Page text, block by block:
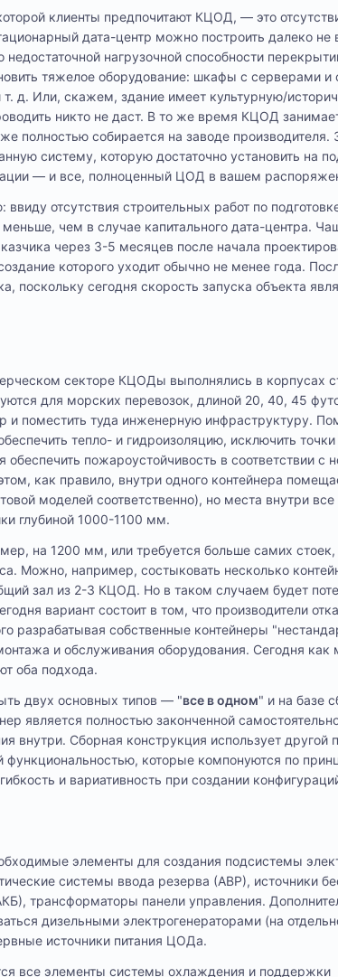
клиенты предпочитают КЦОД, — это
дата-центр можно построить далеко не
недостаточной нагрузочной способности
тяжелое оборудование: шкафы с серверами и
д. Или, скажем, здание имеет культурную/
никто не даст. В то же время КЦОД
полностью собирается на заводе производителя.
систему, которую достаточно установить на
— и все, полноценный ЦОД в вашем
отсутствия строительных работ по
чем в случае капитального дата-центра.
через 3-5 месяцев после начала
которого уходит обычно не менее года.
поскольку сегодня скорость запуска объекта
секторе КЦОДы выполнялись в корпусах
для морских перевозок, длиной 20, 40, 45
и поместить туда инженерную инфраструктуру.
тепло- и гидроизоляцию, исключить
обеспечить пожароустойчивость в соответствии с
как правило, внутри одного контейнера
моделей соответственно), но места внутри
глубиной 1000-1100 мм.
на 1200 мм, или требуется больше самих стоек,
Можно, например, состыковать несколько
зал из 2-3 КЦОД. Но в таком случаем будет
вариант состоит в том, что производители
разрабатывая собственные контейнеры
и обслуживания оборудования. Сегодня как
оба подхода.
двух основных типов — "все в одном" и на базе
является полностью законченной
внутри. Сборная конструкция использует другой
функциональностью, которые компонуются по
и вариативность при создании
элементы для создания подсистемы
системы ввода резерва (АВР), источники
трансформаторы панели управления.
дизельными электрогенераторами (на
источники питания ЦОДа.
все элементы системы охлаждения и поддержки